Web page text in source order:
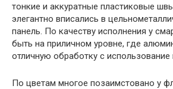
тонкие и аккуратные пластиковые
элегантно вписались в
панель. По качеству исполнения у
быть на приличном уровне, где
отличную обработку с использование
По цветам многое позаимстовано у